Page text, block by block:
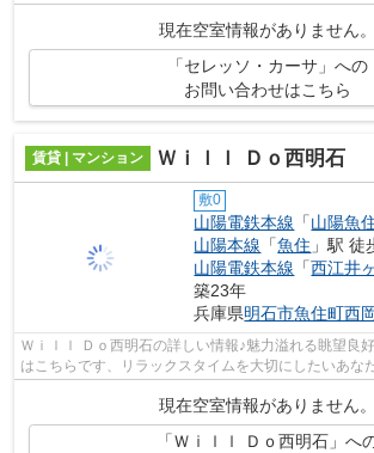
りが良いので洗濯物もすぐ乾く物件になり...
現在空室情報がありません。
「セレッソ・カーサ」への
お問い合わせはこちら
賃貸 | マンション Ｗｉｌｌ Ｄｏ西明石
敷0
山陽電鉄本線 「山陽魚
山陽本線 「魚住 」駅 徒
山陽電鉄本線 「西江井
築23年
兵庫県明石市魚住町西岡
Ｗｉｌｌ Ｄｏ西明石の詳しい情報♪魅力溢れる眺望良
はこちらです、リラックスタイムを大切にしたいあな
現在空室情報がありません。
「Ｗｉｌｌ Ｄｏ西明石」へ